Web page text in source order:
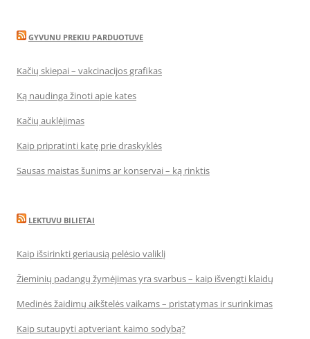
GYVUNU PREKIU PARDUOTUVE
Kačių skiepai – vakcinacijos grafikas
Ką naudinga žinoti apie kates
Kačių auklėjimas
Kaip pripratinti katę prie draskyklės
Sausas maistas šunims ar konservai – ką rinktis
LEKTUVU BILIETAI
Kaip išsirinkti geriausią pelėsio valiklį
Žieminių padangų žymėjimas yra svarbus – kaip išvengti klaidų
Medinės žaidimų aikštelės vaikams – pristatymas ir surinkimas
Kaip sutaupyti aptveriant kaimo sodybą?